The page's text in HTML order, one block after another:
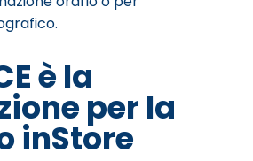
è la
per la
inStore